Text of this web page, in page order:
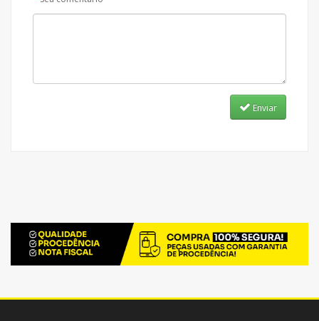
Enviar